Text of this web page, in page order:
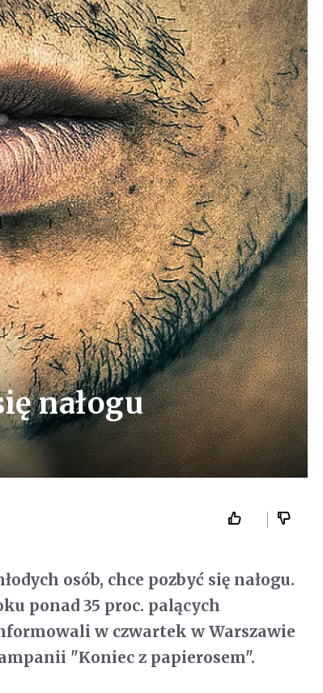
nałogu
osób, chce pozbyć się nałogu.
ponad 35 proc. palących
w czwartek w Warszawie
"Koniec z papierosem".